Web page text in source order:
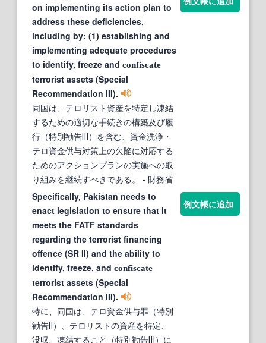
on implementing its action plan to
address these deficiencies,
including by: (1) establishing and
implementing adequate procedures
to identify, freeze and confiscate
terrorist assets (Special
Recommendation III).
同国は、テロリスト資産を特定し凍結
するための適切な手続きの構築及び履
行（特別勧告Ⅲ）を含む、資金洗浄・
テロ資金供与対策上の欠陥に対応する
ためのアクションプランの実施への取
り組みを継続すべきである。
- 財務省
Specifically, Pakistan needs to
enact legislation to ensure that it
meets the FATF standards
regarding the terrorist financing
offence (SR II) and the ability to
identify, freeze, and confiscate
terrorist assets (Special
Recommendation III).
特に、同国は、テロ資金供与罪（特別
勧告Ⅱ）、テロリストの資産を特定、
没収、凍結すること（特別勧告Ⅲ）に
例文帳に追加